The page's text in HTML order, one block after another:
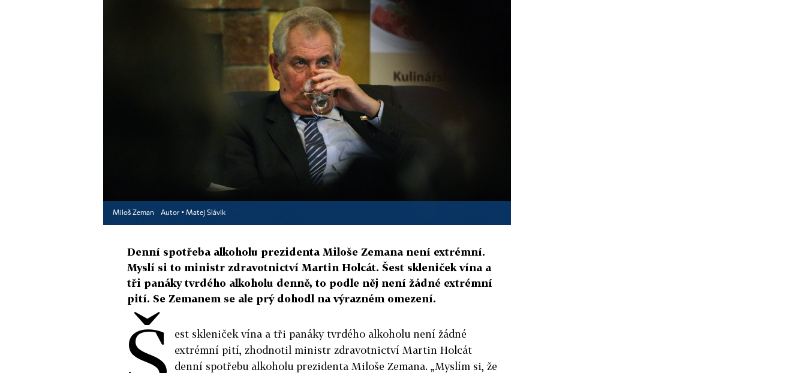
Miloš Zeman Autor ▪ Matej Slávik
Denní spotřeba alkoholu prezidenta Miloše Zemana není extrémní.
Myslí si to ministr zdravotnictví Martin Holcát. Šest skleniček vína a
tři panáky tvrdého alkoholu denně, to podle něj není žádné extrémní
pití. Se Zemanem se ale prý dohodl na výrazném omezení.
est skleniček vína a tři panáky tvrdého alkoholu není žádné
extrémní pití, zhodnotil ministr zdravotnictví Martin Holcát
denní spotřebu alkoholu prezidenta Miloše Zemana. „Myslím si, že